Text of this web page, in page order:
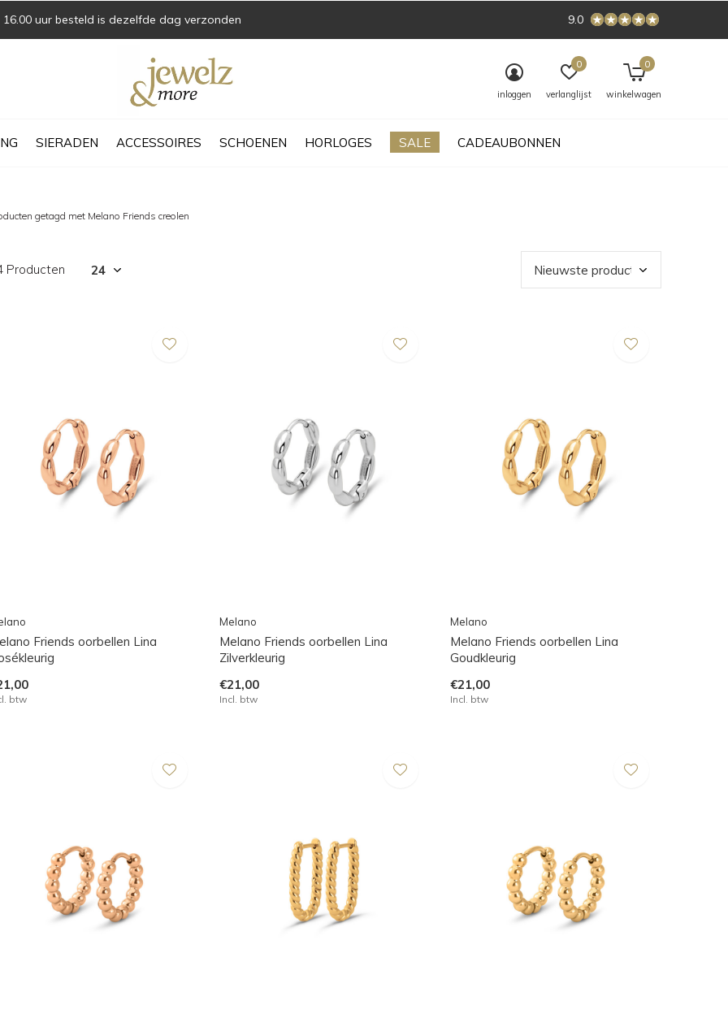
SIERADEN ACCESSOIRES SCHOENEN HORLOGES SALE CADEAUBONNEN
inloggen verlanglijst
0
winkelwagen
0
uur besteld is dezelfde dag verzonden 9.0
getagd met Melano Friends creolen
Producten
Friends oorbellen Lina
btw
Melano
Melano Friends oorbellen Lina
Zilverkleurig
€21,00
Incl. btw
Melano
Melano Friends oorbellen Lina
Goudkleurig
€21,00
Incl. btw